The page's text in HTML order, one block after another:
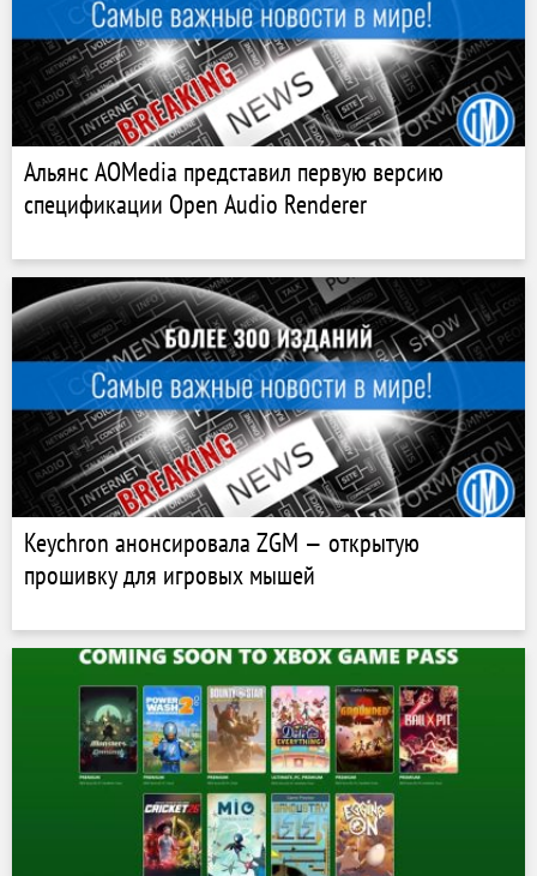
Альянс AOMedia представил первую версию
спецификации Open Audio Renderer
Keychron анонсировала ZGM — открытую
прошивку для игровых мышей